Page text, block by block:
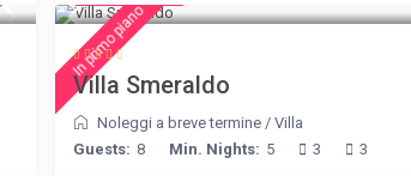
In primo piano
Villa Smeraldo
Noleggi a breve termine/ Villa
Guests: 8 Min. Nights: 5 3 3